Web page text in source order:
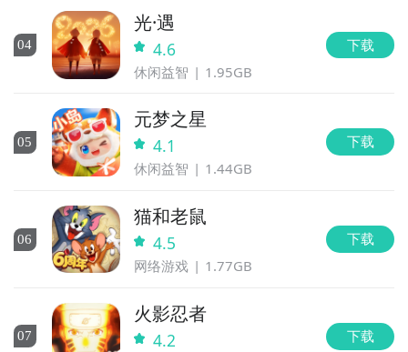
方法三： 查看九游开测表
步骤1：在九游开测表中玩家们可以看到当天所有进行开
测的手机游戏，以及最近十天即将进行测试的游戏，有
具体的测试时间以及测试阶段介绍，玩家们可以在这里
步骤2：访问地址>>>手游开测表地址
玩新游 上九游
全球好游抢先下 福利礼包免费领
立即下载
04
光·遇
4.6
休闲益智 1.95GB
下载
05
元梦之星
4.1
休闲益智 1.44GB
下载
06
猫和老鼠
4.5
网络游戏 1.77GB
下载
07
火影忍者
4.2 下载